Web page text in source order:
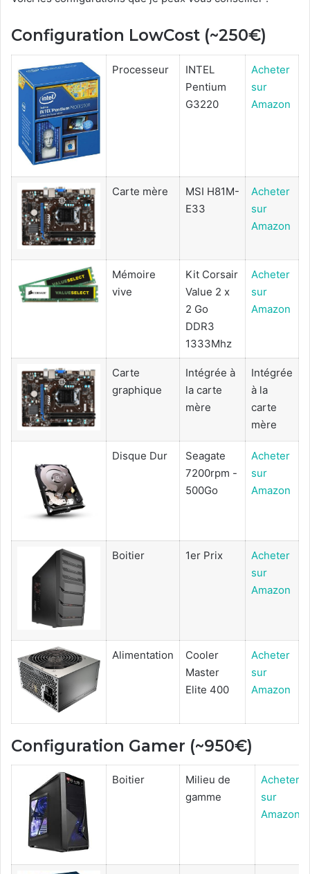
Configuration LowCost (~250€)
Processeur
INTEL
Pentium
G3220
Acheter
sur
Amazon
Carte mère
MSI H81M-
E33
Acheter
sur
Amazon
Mémoire
vive
Kit Corsair
Value 2 x
2 Go
DDR3
1333Mhz
Acheter
sur
Amazon
Carte
graphique
Intégrée à
la carte
mère
Intégrée
à la
carte
mère
Disque Dur
Seagate
7200rpm -
500Go
Acheter
sur
Amazon
Boitier 1er Prix
Acheter
sur
Amazon
Alimentation
Cooler
Master
Elite 400
Acheter
sur
Amazon
Configuration Gamer (~950€)
Boitier
Milieu de
gamme
Acheter
sur
Amazon